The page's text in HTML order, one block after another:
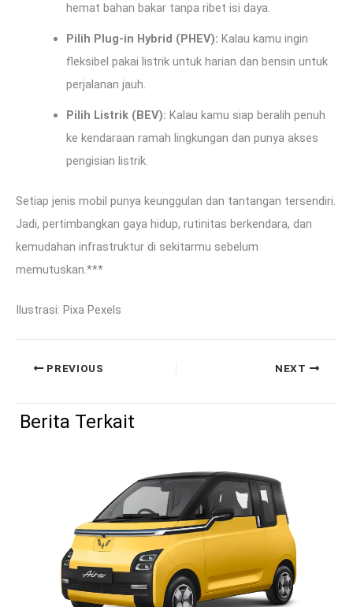
hemat bahan bakar tanpa ribet isi daya.
Pilih Plug-in Hybrid (PHEV): Kalau kamu ingin
fleksibel pakai listrik untuk harian dan bensin untuk
perjalanan jauh.
Pilih Listrik (BEV): Kalau kamu siap beralih penuh
ke kendaraan ramah lingkungan dan punya akses
pengisian listrik.
Setiap jenis mobil punya keunggulan dan tantangan tersendiri.
Jadi, pertimbangkan gaya hidup, rutinitas berkendara, dan
kemudahan infrastruktur di sekitarmu sebelum
memutuskan.***
Ilustrasi: Pixa Pexels
PREVIOUS NEXT
Berita Terkait